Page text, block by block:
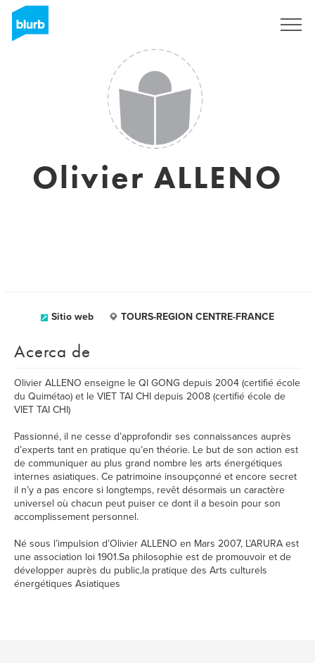
Olivier ALLENO
Sitio web TOURS-REGION CENTRE-FRANCE
Acerca de
Olivier ALLENO enseigne le QI GONG depuis 2004 (certifié école
du Quimétao) et le VIET TAI CHI depuis 2008 (certifié école de
VIET TAI CHI)
Passionné, il ne cesse d’approfondir ses connaissances auprès
d’experts tant en pratique qu’en théorie. Le but de son action est
de communiquer au plus grand nombre les arts énergétiques
internes asiatiques. Ce patrimoine insoupçonné et encore secret
il n’y a pas encore si longtemps, revêt désormais un caractère
universel où chacun peut puiser ce dont il a besoin pour son
accomplissement personnel.
Né sous l’impulsion d’Olivier ALLENO en Mars 2007, L’ARURA est
une association loi 1901.Sa philosophie est de promouvoir et de
développer auprès du public,la pratique des Arts culturels
énergétiques Asiatiques